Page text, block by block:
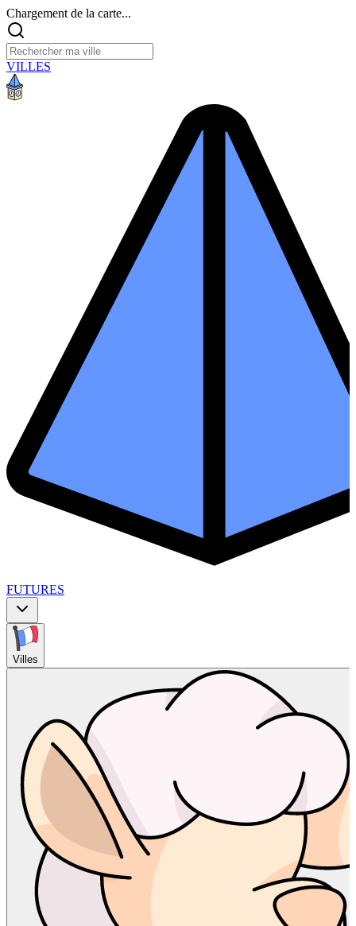
Chargement de la carte...
VILLES
FUTURES
Villes